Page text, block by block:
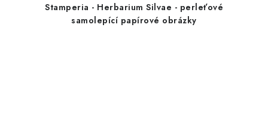
Stamperia - Herbarium Silvae - perleťové
samolepící papírové obrázky